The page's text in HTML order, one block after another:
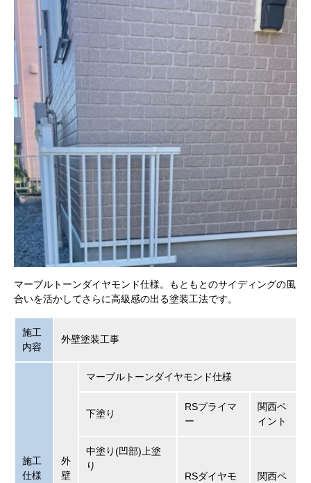
マーブルトーンダイヤモンド仕様。もともとのサイディングの風
合いを活かしてさらに高級感の出る塗装工法です。
施工
内容
外壁塗装工事
施工
仕様
外
壁
マーブルトーンダイヤモンド仕様
下塗り
RSプライマ
ー
関西ペ
イント
中塗り(凹部)上塗
り
RSダイヤモ
関西ペ